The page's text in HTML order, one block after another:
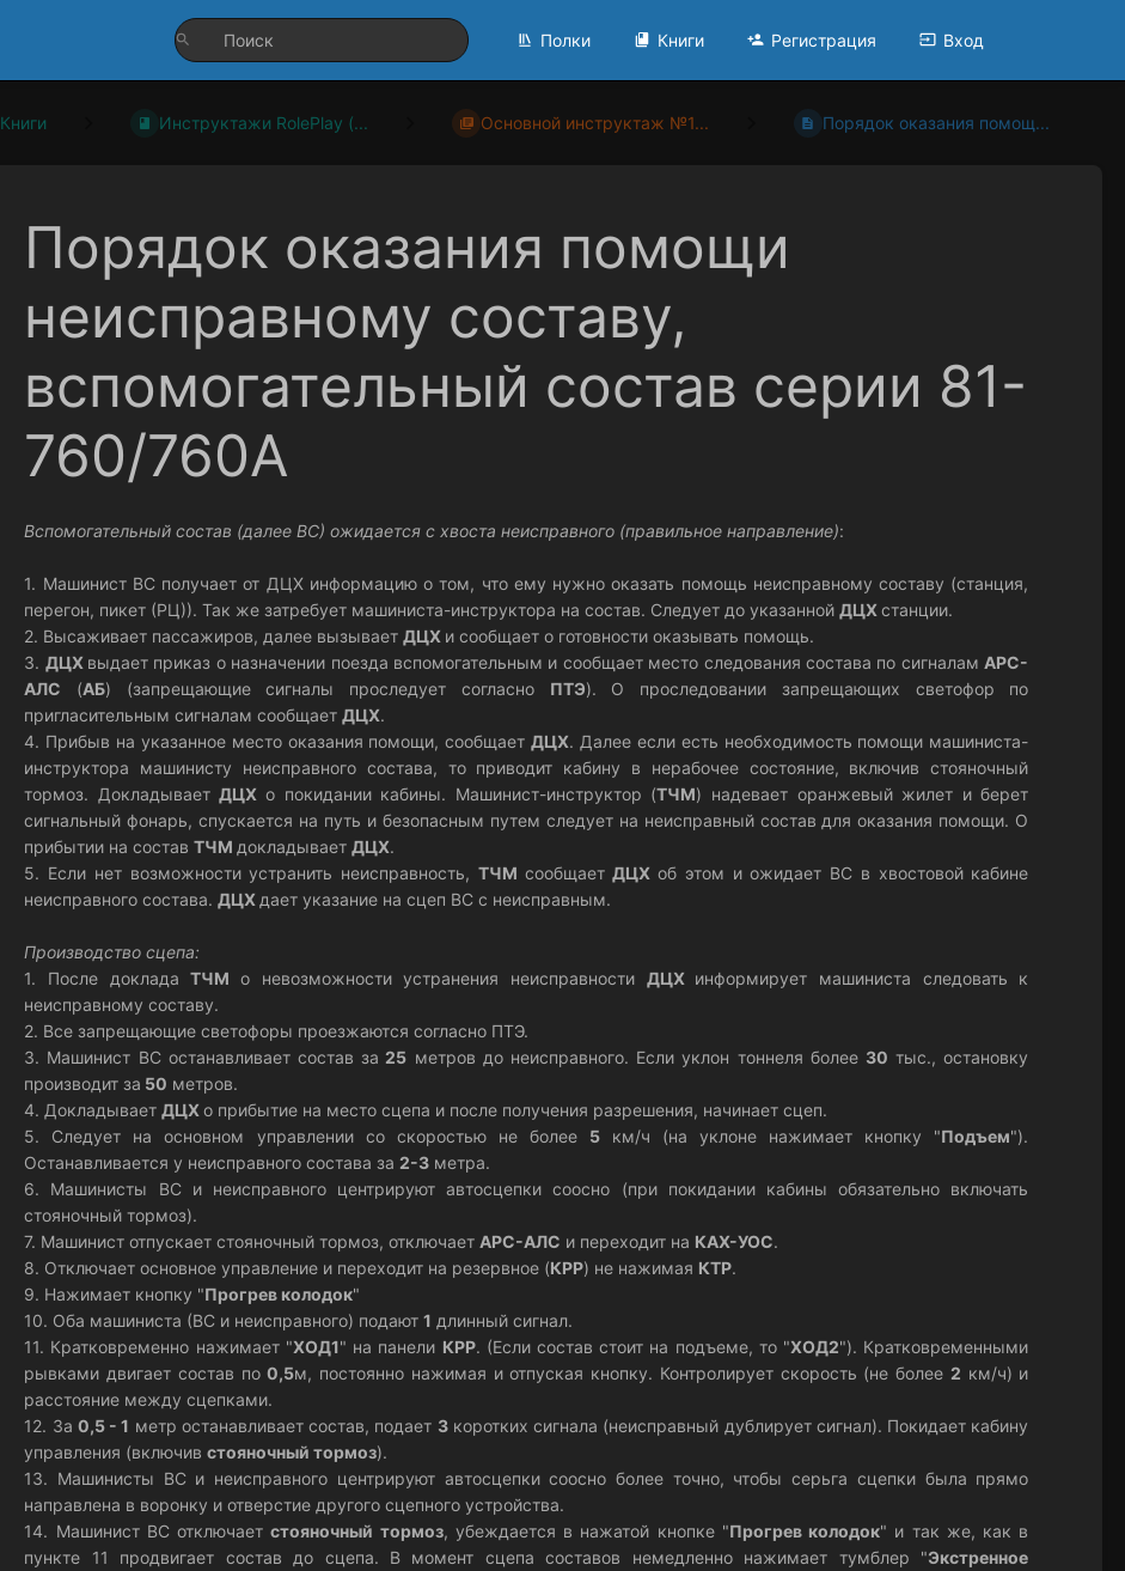
Полки Книги Регистрация Вход
Книги Инструктажи RolePlay (... Основной инструктаж №1... Порядок оказания помощ...
Порядок оказания помощи
неисправному составу,
вспомогательный состав серии 81-
760/760А
Вспомогательный состав (далее ВС) ожидается с хвоста неисправного (правильное направление):
1. Машинист ВС получает от ДЦХ информацию о том, что ему нужно оказать помощь неисправному составу (станция,
перегон, пикет (РЦ)). Так же затребует машиниста-инструктора на состав. Следует до указаннойДЦХстанции.
2. Высаживает пассажиров, далее вызываетДЦХ и сообщает о готовности оказывать помощь.
3. ДЦХ выдает приказ о назначении поезда вспомогательным и сообщает место следования состава по сигналам АРС-
АЛС (АБ) (запрещающие сигналы проследует согласно ПТЭ). О проследовании запрещающих светофор по
пригласительным сигналам сообщаетДЦХ.
4. Прибыв на указанное место оказания помощи, сообщаетДЦХ. Далее если есть необходимость помощи машиниста-
инструктора машинисту неисправного состава, то приводит кабину в нерабочее состояние, включив стояночный
тормоз. ДокладываетДЦХо покидании кабины. Машинист-инструктор (ТЧМ) надевает оранжевый жилет и берет
сигнальный фонарь, спускается на путь и безопасным путем следует на неисправный состав для оказания помощи. О
прибытии на составТЧМ докладываетДЦХ.
5. Если нет возможности устранить неисправность, ТЧМ сообщаетДЦХ об этом и ожидает ВС в хвостовой кабине
неисправного состава.ДЦХ дает указание на сцеп ВС с неисправным.
Производство сцепа:
1. После докладаТЧМ о невозможности устранения неисправности ДЦХ информирует машиниста следовать к
неисправному составу.
2. Все запрещающие светофоры проезжаются согласно ПТЭ.
3. Машинист ВС останавливает состав за 25 метров до неисправного. Если уклон тоннеля более 30 тыс., остановку
производит за 50 метров.
4. ДокладываетДЦХо прибытие на место сцепа и после получения разрешения, начинает сцеп.
5. Следует на основном управлении со скоростью не более 5км/ч (на уклоне нажимает кнопку "Подъем").
Останавливается у неисправного состава за2-3 метра.
6. Машинисты ВС и неисправного центрируют автосцепки соосно (при покидании кабины обязательно включать
стояночный тормоз).
7. Машинист отпускает стояночный тормоз, отключает АРС-АЛС и переходит на КАХ-УОС.
8. Отключает основное управление и переходит на резервное (КРР) не нажимая КТР.
9. Нажимает кнопку "Прогрев колодок"
10. Оба машиниста (ВС и неисправного) подают1 длинный сигнал.
11. Кратковременно нажимает "ХОД1" на панели КРР. (Если состав стоит на подъеме, то "ХОД2"). Кратковременными
рывками двигает состав по0,5м, постоянно нажимая и отпуская кнопку. Контролирует скорость (не более 2 км/ч) и
расстояние между сцепками.
12. За 0,5 - 1 метр останавливает состав, подает 3коротких сигнала (неисправный дублирует сигнал). Покидает кабину
управления (включивстояночный тормоз).
13. Машинисты ВС и неисправного центрируют автосцепки соосно более точно, чтобы серьга сцепки была прямо
направлена в воронку и отверстие другого сцепного устройства.
14. Машинист ВС отключаетстояночный тормоз, убеждается в нажатой кнопке "Прогрев колодок" и так же, как в
пункте 11 продвигает состав до сцепа. В момент сцепа составов немедленно нажимает тумблер "Экстренное